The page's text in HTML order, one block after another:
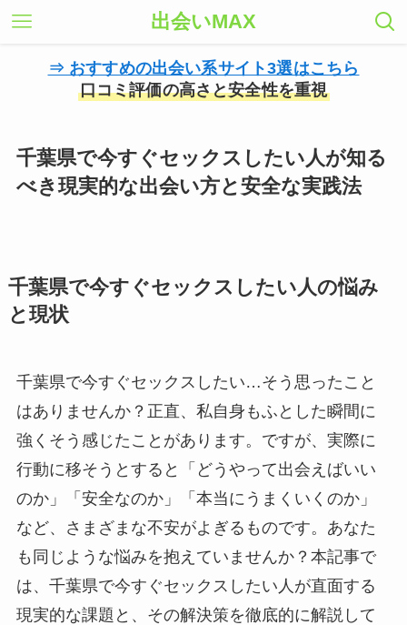
出会いMAX
⇒ おすすめの出会い系サイト3選はこちら
口コミ評価の高さと安全性を重視
千葉県で今すぐセックスしたい人が知る
べき現実的な出会い方と安全な実践法
千葉県で今すぐセックスしたい人の悩み
と現状
千葉県で今すぐセックスしたい…そう思ったこと
はありませんか？正直、私自身もふとした瞬間に
強くそう感じたことがあります。ですが、実際に
行動に移そうとすると「どうやって出会えばいい
のか」「安全なのか」「本当にうまくいくのか」
など、さまざまな不安がよぎるものです。あなた
も同じような悩みを抱えていませんか？本記事で
は、千葉県で今すぐセックスしたい人が直面する
現実的な課題と、その解決策を徹底的に解説して